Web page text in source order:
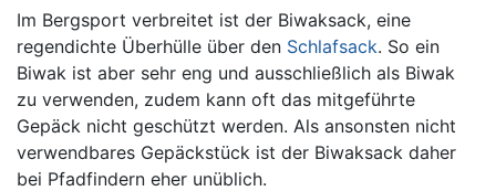
Im Bergsport verbreitet ist der Biwaksack, eine
regendichte Überhülle über den Schlafsack. So ein
Biwak ist aber sehr eng und ausschließlich als Biwak
zu verwenden, zudem kann oft das mitgeführte
Gepäck nicht geschützt werden. Als ansonsten nicht
verwendbares Gepäckstück ist der Biwaksack daher
bei Pfadfindern eher unüblich.